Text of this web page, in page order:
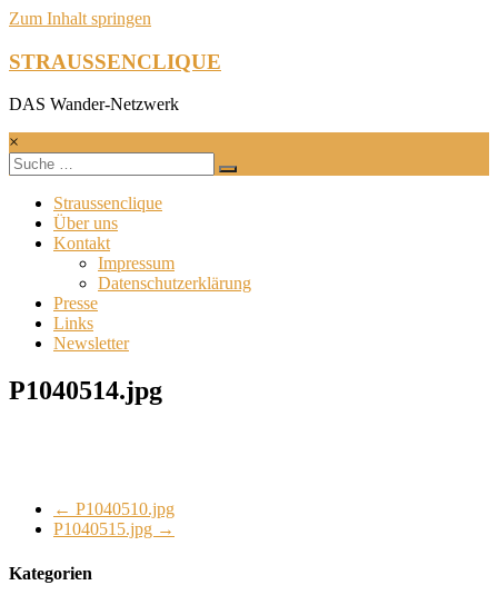
Zum Inhalt springen
STRAUSSENCLIQUE
DAS Wander-Netzwerk
×
Straussenclique
Über uns
Kontakt
Impressum
Datenschutzerklärung
Presse
Links
Newsletter
P1040514.jpg
← P1040510.jpg
P1040515.jpg →
Kategorien